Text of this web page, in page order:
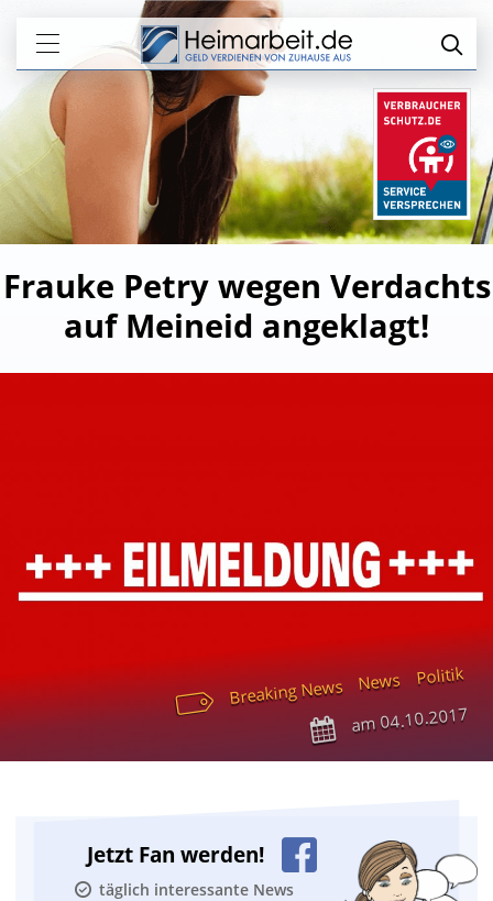
Frauke Petry wegen Verdachts
auf Meineid angeklagt!
Breaking News News Politik
am04.10.2017
Jetzt Fan werden!
täglich interessante News